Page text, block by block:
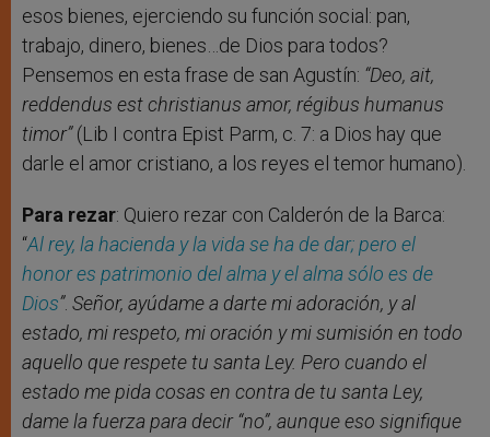
esos bienes, ejerciendo su función social: pan,
trabajo, dinero, bienes…de Dios para todos?
Pensemos en esta frase de san Agustín: “Deo, ait,
reddendus est christianus amor, régibus humanus
timor”(Lib I contra Epist Parm, c. 7: a Dios hay que
darle el amor cristiano, a los reyes el temor humano).
Para rezar: Quiero rezar con Calderón de la Barca:
“Al rey, la hacienda y la vida se ha de dar; pero el
honor es patrimonio del alma y el alma sólo es de
Dios”. Señor, ayúdame a darte mi adoración, y al
estado, mi respeto, mi oración y mi sumisión en todo
aquello que respete tu santa Ley. Pero cuando el
estado me pida cosas en contra de tu santa Ley,
dame la fuerza para decir “no”, aunque eso signifique